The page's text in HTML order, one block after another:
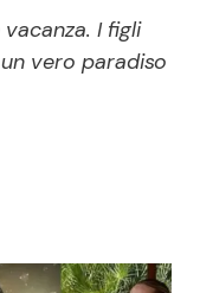
Opera
I figli
vero paradiso